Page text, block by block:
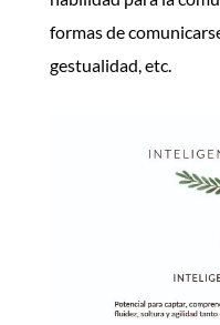
formas de
gestualidad, etc.